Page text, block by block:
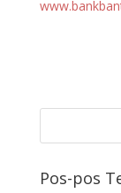
Pos-pos